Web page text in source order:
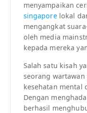
menyampaikan
singaporelokal
mengangkat
oleh media
kepada mereka
Salah satu kisah
seorang
kesehatan mental
Dengan
berhasil